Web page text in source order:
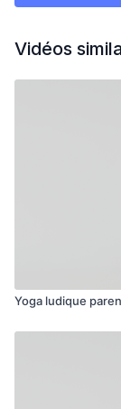
Vidéos
Yoga ludique